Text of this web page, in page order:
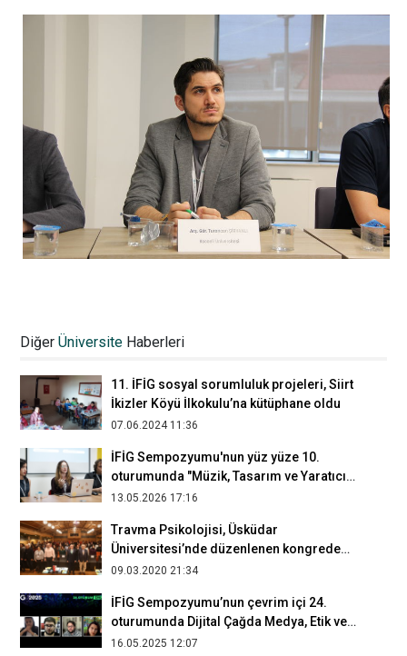
DiğerÜniversite Haberleri
ve gazetecilik tartışıldı
11. İFİG sosyal sorumluluk projeleri, Siirt
İkizler Köyü İlkokulu’na kütüphane oldu
07.06.2024 11:36
İFİG Sempozyumu'nun yüz yüze 10.
oturumunda "Müzik, Tasarım ve Yaratıcı
Emeğin Dönüşümü" konuşuldu
13.05.2026 17:16
Travma Psikolojisi, Üsküdar
Üniversitesi’nde düzenlenen kongrede
irdelendi
09.03.2020 21:34
İFİG Sempozyumu’nun çevrim içi 24.
oturumunda Dijital Çağda Medya, Etik ve
Güvenlik konuşuldu
16.05.2025 12:07